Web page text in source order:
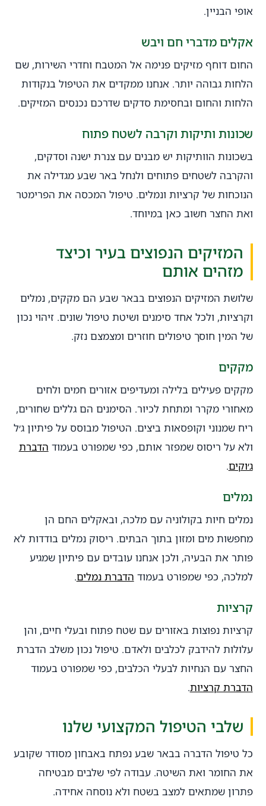
אופי הבניין.
אקלים מדברי חם ויבש
החום דוחף מזיקים פנימה אל המטבח וחדרי השירות, שם
הלחות גבוהה יותר. אנחנו ממקדים את הטיפול בנקודות
הלחות והחום ובחסימת סדקים שדרכם נכנסים המזיקים.
שכונות ותיקות וקרבה לשטח פתוח
בשכונות הוותיקות יש מבנים עם צנרת ישנה וסדקים,
והקרבה לשטחים פתוחים ולנחל באר שבע מגדילה את
הנוכחות של קרציות ונמלים. טיפול המכסה את הפרימטר
ואת החצר חשוב כאן במיוחד.
המזיקים הנפוצים בעיר וכיצד
מזהים אותם
שלושת המזיקים הנפוצים בבאר שבע הם מקקים, נמלים
וקרציות, ולכל אחד סימנים ושיטת טיפול שונים. זיהוי נכון
של המין חוסך טיפולים חוזרים ומצמצם נזק.
מקקים
מקקים פעילים בלילה ומעדיפים אזורים חמים ולחים
מאחורי מקרר ומתחת לכיור. הסימנים הם גללים שחורים,
ריח שמנוני וקופסאות ביצים. הטיפול מבוסס על פיתיון ג׳ל
ולא על ריסוס שמפזר אותם, כפי שמפורט בעמוד הדברת
ג׳וקים.
נמלים
נמלים חיות בקולוניה עם מלכה, ובאקלים החם הן
מחפשות מים ומזון בתוך הבתים. ריסוק נמלים בודדות לא
פותר את הבעיה, ולכן אנחנו עובדים עם פיתיון שמגיע
למלכה, כפי שמפורט בעמוד הדברת נמלים.
קרציות
קרציות נפוצות באזורים עם שטח פתוח ובעלי חיים, והן
עלולות להידבק לכלבים ולאדם. טיפול נכון משלב הדברת
החצר עם הנחיות לבעלי הכלבים, כפי שמפורט בעמוד
הדברת קרציות.
שלבי הטיפול המקצועי שלנו
כל טיפול הדברה בבאר שבע נפתח באבחון מסודר שקובע
את החומר ואת השיטה. עבודה לפי שלבים מבטיחה
פתרון שמתאים למצב בשטח ולא נוסחה אחידה.